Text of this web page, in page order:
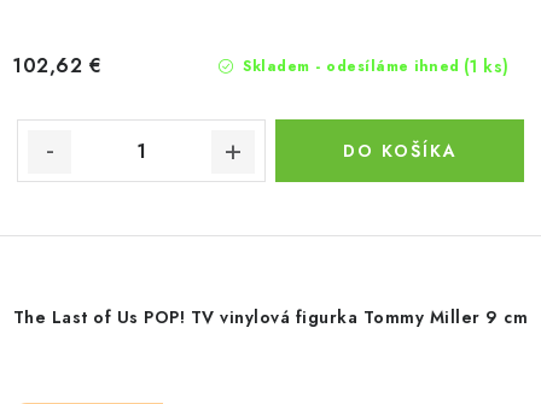
Skladem - odesíláme ihned (1 ks)
102,62 €
DO KOŠÍKA
The Last of Us POP! TV vinylová figurka Tommy Miller 9 cm